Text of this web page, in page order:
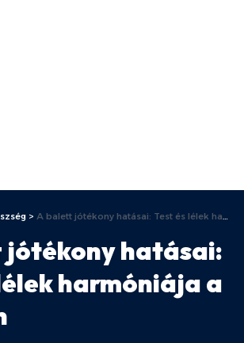
> A balett jótékony hatásai: Test és lélek harmóniája a táncban
jótékony hatásai:
harmóniája a